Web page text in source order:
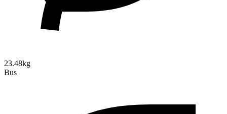
23.48kg
Bus